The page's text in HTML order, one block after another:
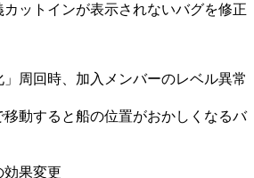
カットインが表示されないバグを修正
」周回時、加入メンバーのレベル異常
移動すると船の位置がおかしくなるバ
効果変更